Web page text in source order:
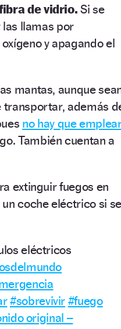
de vidrio. Si se
llamas por
y apagando el
mantas, aunque
transportar, además
no hay que
También cuentan a
extinguir fuegos en
coche eléctrico si se
eléctricos
#sobrevivir #fuego
original –